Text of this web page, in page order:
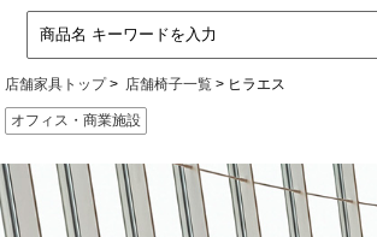
店舗家具トップ 店舗椅子一覧 ヒラエス
オフィス・商業施設